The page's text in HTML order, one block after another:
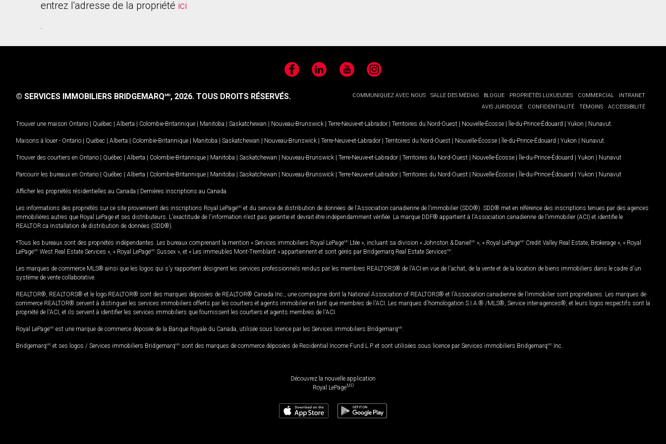
entrez l'adresse de la propriété ici
.
FacebookLinkedIn YouTubeInstagram
COMMUNIQUEZ AVEC NOUS SALLE DES MÉDIAS BLOGUE PROPRIÉTÉS LUXUEUSES COMMERCIAL
INTRANET
AVIS JURIDIQUE
CONFIDENTIALITÉ TÉMOINS ACCESSIBILITÉ
© SERVICES IMMOBILIERS BRIDGEMARQMD, 2026. TOUS DROITS RÉSERVÉS.
Trouver une maison Ontario | Québec | Alberta | Colombie-Britannique | Manitoba | Saskatchewan | Nouveau-Brunswick | Terre-Neuve-et-Labrador | Territoires du Nord-Ouest | Nouvelle-Écosse | Île-du-Prince-Édouard | Yukon | Nunavut
Maisons à louer - Ontario | Québec | Alberta | Colombie-Britannique | Manitoba | Saskatchewan | Nouveau-Brunswick | Terre-Neuve-et-Labrador | Territoires du Nord-Ouest | Nouvelle-Écosse | Île-du-Prince-Édouard | Yukon | Nunavut
Trouver des courtiers en Ontario | Québec | Alberta | Colombie-Britannique | Manitoba | Saskatchewan | Nouveau-Brunswick | Terre-Neuve-et-Labrador | Territoires du Nord-Ouest | Nouvelle-Écosse | Île-du-Prince-Édouard | Yukon | Nunavut
Parcourir les bureaux en Ontario | Québec | Alberta | Colombie-Britannique | Manitoba | Saskatchewan | Nouveau-Brunswick | Terre-Neuve-et-Labrador | Territoires du Nord-Ouest | Nouvelle-Écosse | Île-du-Prince-Édouard | Yukon | Nunavut
Afficher les propriétés résidentielles au Canada | Dernières inscriptions au Canada
Les informations des propriétés sur ce site proviennent des inscriptions Royal LePageMD et du service de distribution de données de l'Association canadienne de l’immobilier (SDD®). SDD® met en référence des inscriptions tenues par des agences
immobilières autres que Royal LePage et ses distributeurs. L'exactitude de l'information n'est pas garantie et devrait être indépendamment vérifiée. La marque DDF® appartient à l'Association canadienne de l’immobilier (ACI) et identifie le
REALTOR.ca Installation de distribution de données (SDD®).
*Tous les bureaux sont des propriétés indépendantes. Les bureaux comprenant la mention « Services immobiliers Royal LePageMD Ltée », incluant sa division « Johnston & Daniel MD », « Royal LePageMD Credit Valley Real Estate, Brokerage », « Royal
LePageMD West Real Estate Services », « Royal LePageMD Sussex », et « Les immeubles Mont-Tremblant » appartiennent et sont gérés par Bridgemarq Real Estate ServicesMD
Les marques de commerce MLS® ainsi que les logos qui s'y rapportent désignent les services professionnels rendus par les membres REALTORS® de l'ACI en vue de l'achat, de la vente et de la location de biens immobiliers dans le cadre d'un
système de vente collaborative.
REALTOR®, REALTORS® et le logo REALTOR® sont des marques déposées de REALTOR® Canada Inc., une compagnie dont la National Association of REALTORS® et l'Association canadienne de l’immobilier sont propriétaires. Les marques de
commerce REALTOR® servent à distinguer les services immobiliers offerts par les courtiers et agents immobilier en tant que membres de l'ACI. Les marques d'homologation S.I.A.® /MLS®, Service inter-agences®, et leurs logos respectifs sont la
propriété de l'ACI, et ils servent à identifier les services immobiliers que fournissent les courtiers et agents membres de l'ACI.
Royal LePageMD est une marque de commerce déposée de la Banque Royale du Canada, utilisée sous licence par les Services immobiliers BridgemarqMD
BridgemarqMD et ses logos / Services immobiliers BridgemarqMD sont des marques de commerce déposées de Residential Income Fund L.P. et sont utilisées sous licence par Services immobiliers BridgemarqMD Inc.
Découvrez la nouvelle application
Royal LePageMD